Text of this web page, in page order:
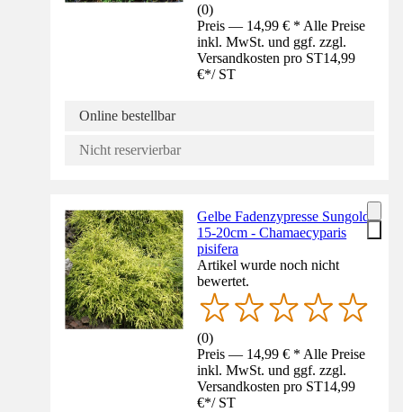
(0)
Preis — 14,99 € * Alle Preise
inkl. MwSt. und ggf. zzgl.
Versandkosten pro ST14,99
€*/ ST
Online bestellbar
Nicht reservierbar
Gelbe Fadenzypresse Sungold
15-20cm - Chamaecyparis
pisifera
Artikel wurde noch nicht
bewertet.
(0)
Preis — 14,99 € * Alle Preise
inkl. MwSt. und ggf. zzgl.
Versandkosten pro ST14,99
€*/ ST